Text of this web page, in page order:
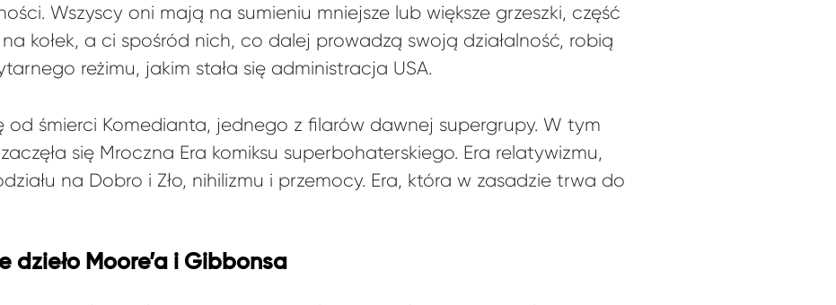
Wszyscy oni mają na sumieniu mniejsze lub większe grzeszki, część
kołek, a ci spośród nich, co dalej prowadzą swoją działalność, robią
reżimu, jakim stała się administracja USA.
od śmierci Komedianta, jednego z filarów dawnej supergrupy. W tym
się Mroczna Era komiksu superbohaterskiego. Era relatywizmu,
na Dobro i Zło, nihilizmu i przemocy. Era, która w zasadzie trwa do
dzieło Moore’a i Gibbonsa